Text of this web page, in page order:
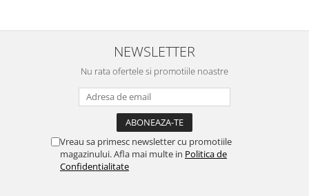
NEWSLETTER
Nu rata ofertele si promotiile noastre
Vreau sa primesc newsletter cu promotiile
magazinului. Afla mai multe in Politica de
Confidentialitate